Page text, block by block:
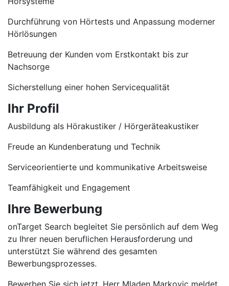
Durchführung von Hörtests und Anpassung moderner
Hörlösungen
Betreuung der Kunden vom Erstkontakt bis zur
Nachsorge
Sicherstellung einer hohen Servicequalität
Ihr Profil
Ausbildung als Hörakustiker / Hörgeräteakustiker
Freude an Kundenberatung und Technik
Serviceorientierte und kommunikative Arbeitsweise
Teamfähigkeit und Engagement
Ihre Bewerbung
onTarget Search begleitet Sie persönlich auf dem Weg
zu Ihrer neuen beruflichen Herausforderung und
unterstützt Sie während des gesamten
Bewerbungsprozesses.
Bewerben Sie sich jetzt. Herr Mladen Markovic meldet